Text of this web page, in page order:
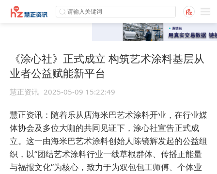
《涂心社》正式成立 构筑艺术涂料基层从
业者公益赋能新平台
慧正资讯 2025-05-09 15:22:49
慧正资讯：随着乐从店海米巴艺术涂料开业，在行业媒
体协会及多位大咖的共同见证下，涂心社宣告正式成
立。这一由海米巴艺术涂料创始人陈镜辉发起的公益组
织，以“团结艺术涂料行业一线草根群体、传播正能量
与福报文化”为核心，致力于为双包包工师傅、个体业